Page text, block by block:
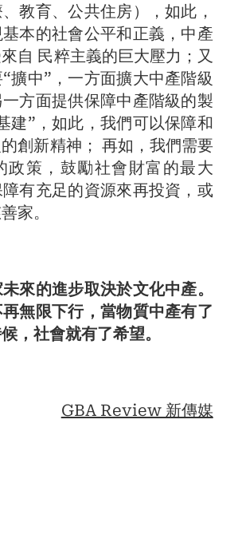
教育、公共住房），如此，
本的社會公平和正義，中產
自 民粹主義的巨大壓力；又
擴中”，一方面擴大中產階級
方面提供保障中產階級的製
建”，如此，我們可以保障和
創新精神； 再如，我們需要
政策，鼓勵社會財富的最大
有充足的資源來再投資，或
家。
來的進步取決於文化中產。
無限下行，當物質中產有了
，社會就有了希望。
GBA Review 新傳媒